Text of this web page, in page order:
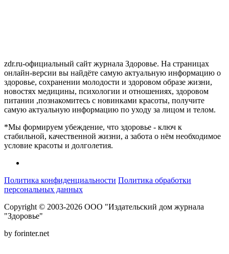
zdr.ru-официальный сайт журнала Здоровье. На страницах
онлайн-версии вы найдёте самую актуальную информацию о
здоровье, сохранении молодости и здоровом образе жизни,
новостях медицины, психологии и отношениях, здоровом
питании ,познакомитесь с новинками красоты, получите
самую актуальную информацию по уходу за лицом и телом.
*Мы формируем убеждение, что здоровье - ключ к
стабильной, качественной жизни, а забота о нём необходимое
условие красоты и долголетия.
Политика конфиденциальности Политика обработки
персональных данных
Copyright © 2003-2026 ООО "Издательский дом журнала
"Здоровье"
by forinter.net